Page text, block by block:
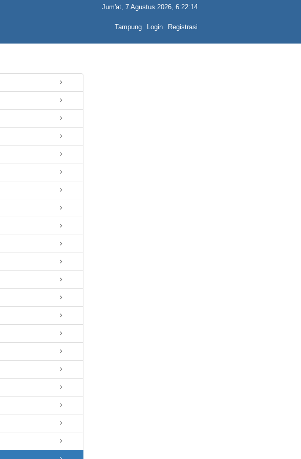
Jum'at, 7 Agustus 2026, 6:22:14
Tampung Login Registrasi